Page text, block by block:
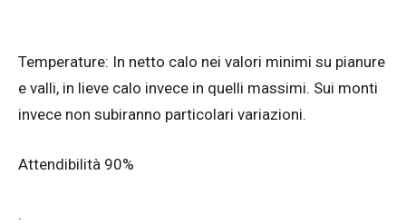
Temperature: In netto calo nei valori minimi su pianure
e valli, in lieve calo invece in quelli massimi. Sui monti
invece non subiranno particolari variazioni.
Attendibilità 90%
.